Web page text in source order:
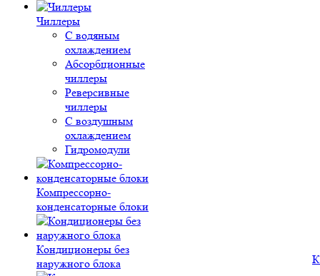
Чиллеры
С водяным
охлаждением
Абсорбционные
чиллеры
Реверсивные
чиллеры
С воздушным
охлаждением
Гидромодули
Компрессорно-
конденсаторные блоки
Кондиционеры без
наружного блока